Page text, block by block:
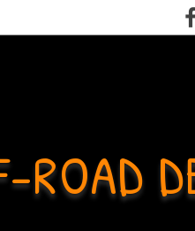
ROAD